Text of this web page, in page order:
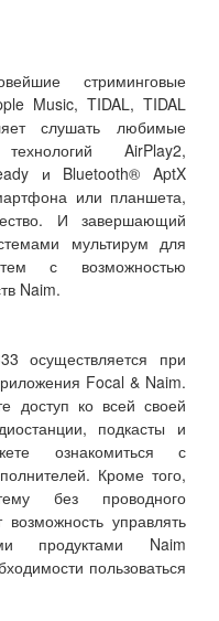
стриминговые
Music, TIDAL, TIDAL
слушать любимые
AirPlay2,
и Bluetooth® AptX
или планшета,
И завершающий
мультирум для
с возможностью
Naim.
осуществляется при
Focal & Naim.
доступ ко всей своей
подкасты и
ознакомиться с
Кроме того,
без проводного
управлять
продуктами Naim
пользоваться